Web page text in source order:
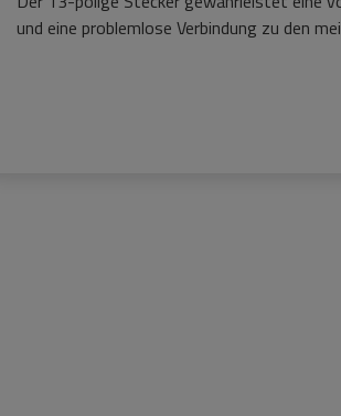
und eine problemlose Verbindung zu den